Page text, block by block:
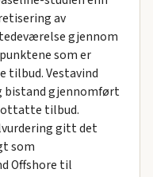
av
gjennom
som er
tilbud. Vestavind
bistand gjennomført
tilbud.
gitt det
som
Offshore til